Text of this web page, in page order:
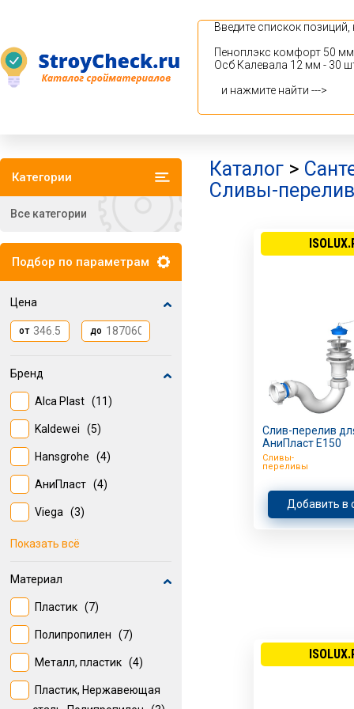
Категории
Все категории
Подбор по параметрам
Цена
от до
Бренд
Alca Plast (11)
Kaldewei (5)
Hansgrohe (4)
АниПласт (4)
Viega (3)
Jacob Delafon
Показать всё
Материал
Пластик (7)
Полипропилен (7)
Металл, пластик (4)
Пластик, Нержавеющая
Каталог >
Сливы-
Слив-перелив
АниПласт Е150
Сливы-
переливы
Добавить в